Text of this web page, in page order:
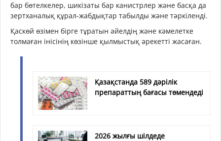
бар бөтелкелер, шикізаты бар канистрлер және басқа да
зертханалық құрал-жабдықтар табылды және тәркіленді.
Қаскөй өзімен бірге тұратын әйелдің және кәмелетке
толмаған інісінің көзінше қылмыстық әрекетті жасаған.
Қазақстанда 589 дәрілік
препараттың бағасы төмендеді
2026 жылғы шілдеде